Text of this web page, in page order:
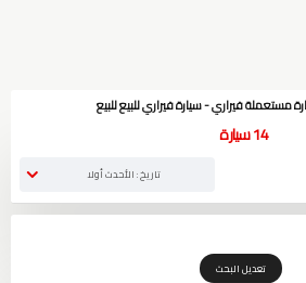
مستعملة فيراري - سيارة فيراري للبيع للبيع
14سيارة
تاريخ : الأحدث أولا
تعديل البحث